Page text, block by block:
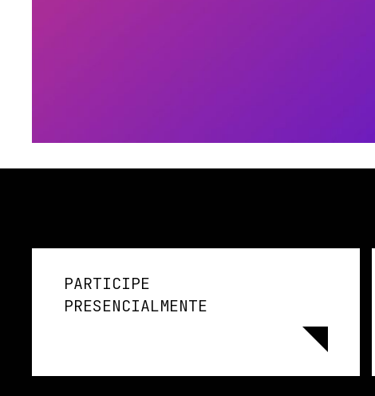
PARTICIPE
PRESENCIALMENTE